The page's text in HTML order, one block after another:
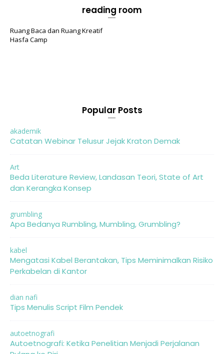
reading room
Ruang Baca dan Ruang Kreatif
Hasfa Camp
Popular Posts
akademik
Catatan Webinar Telusur Jejak Kraton Demak
Art
Beda Literature Review, Landasan Teori, State of Art
dan Kerangka Konsep
grumbling
Apa Bedanya Rumbling, Mumbling, Grumbling?
kabel
Mengatasi Kabel Berantakan, Tips Meminimalkan Risiko
Perkabelan di Kantor
dian nafi
Tips Menulis Script Film Pendek
autoetnografi
Autoetnografi: Ketika Penelitian Menjadi Perjalanan